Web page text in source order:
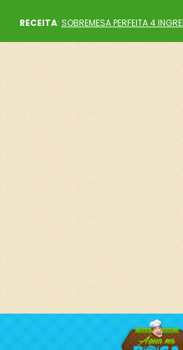
RECEITA: SOBREMESA PERFEITA 4